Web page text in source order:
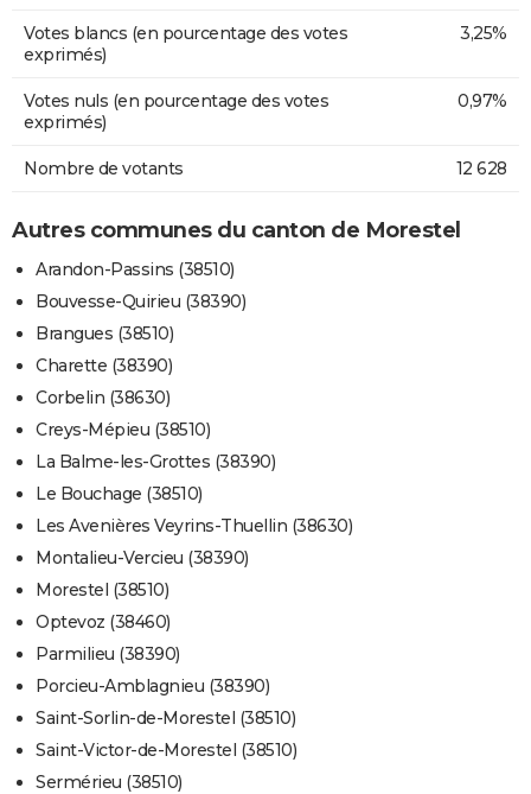
Votes blancs (en pourcentage des votes
exprimés)
3,25%
Votes nuls (en pourcentage des votes
exprimés)
0,97%
Nombre de votants 12 628
Autres communes du canton de Morestel
Arandon-Passins (38510)
Bouvesse-Quirieu (38390)
Brangues (38510)
Charette (38390)
Corbelin (38630)
Creys-Mépieu (38510)
La Balme-les-Grottes (38390)
Le Bouchage (38510)
Les Avenières Veyrins-Thuellin (38630)
Montalieu-Vercieu (38390)
Morestel (38510)
Optevoz (38460)
Parmilieu (38390)
Porcieu-Amblagnieu (38390)
Saint-Sorlin-de-Morestel (38510)
Saint-Victor-de-Morestel (38510)
Sermérieu (38510)